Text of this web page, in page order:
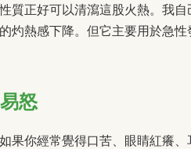
質正好可以清瀉這股火熱。我
灼熱感下降。但它主要用於急
怒
果你經常覺得口苦、眼睛紅癢